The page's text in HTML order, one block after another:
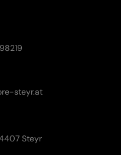
steyr.at
Steyr